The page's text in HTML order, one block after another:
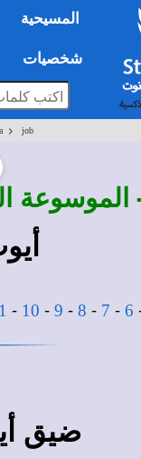
المسيحية
شخصيات
> job
أيوب 12 -
6
-
7
-
8
-
9
-
10
-
ضيق